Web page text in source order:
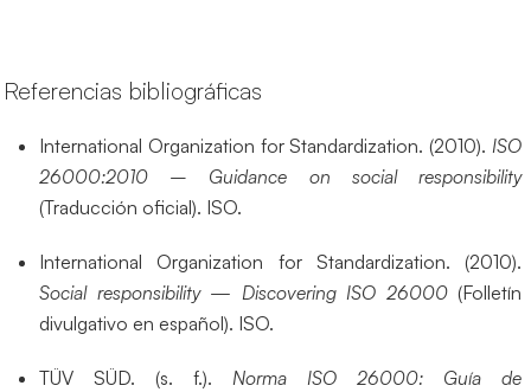
Referencias bibliográficas
International Organization for Standardization. (2010). ISO
26000:2010 – Guidance on social responsibility
(Traducción oficial). ISO.
International Organization for Standardization. (2010).
Social responsibility — Discovering ISO 26000(Folletín
divulgativo en español). ISO.
TÜV SÜD. (s. f.). Norma ISO 26000: Guía de